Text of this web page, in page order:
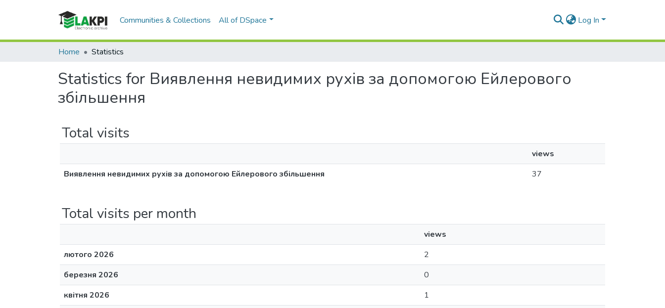
Communities & Collections All of DSpace Log In
Home Statistics
Statistics for Виявлення невидимих рухів за допомогою Ейлерового
збільшення
Total visits
views
Виявлення невидимих рухів за допомогою Ейлерового збільшення
37
Total visits per month
views
лютого 2026
2
березня 2026
0
квітня 2026
1